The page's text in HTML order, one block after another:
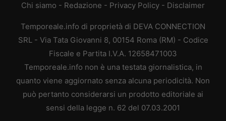
Chi siamo - Redazione - Privacy Policy - Disclaimer
Temporeale.info di proprietà di DEVA CONNECTION
SRL - Via Tata Giovanni 8, 00154 Roma (RM) - Codice
Fiscale e Partita I.V.A. 12658471003
Temporeale.info non è una testata giornalistica, in
quanto viene aggiornato senza alcuna periodicità. Non
può pertanto considerarsi un prodotto editoriale ai
sensi della legge n. 62 del 07.03.2001